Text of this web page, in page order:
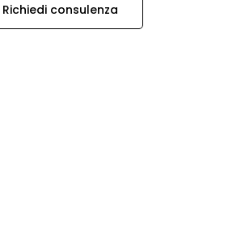
Richiedi consulenza